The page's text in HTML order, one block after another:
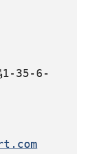
1-35-6-